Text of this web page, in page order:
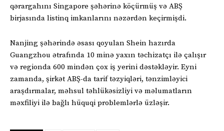
qərargahını Singapore şəhərinə köçürmüş və ABŞ
birjasında listinq imkanlarını nəzərdən keçirmişdi.
Nanjing şəhərində əsası qoyulan Shein hazırda
Guangzhou ətrafında 10 minə yaxın təchizatçı ilə çalışır
və regionda 600 mindən çox iş yerini dəstəkləyir. Eyni
zamanda, şirkət ABŞ-da tarif təzyiqləri, tənzimləyici
araşdırmalar, məhsul təhlükəsizliyi və məlumatların
məxfiliyi ilə bağlı hüquqi problemlərlə üzləşir.